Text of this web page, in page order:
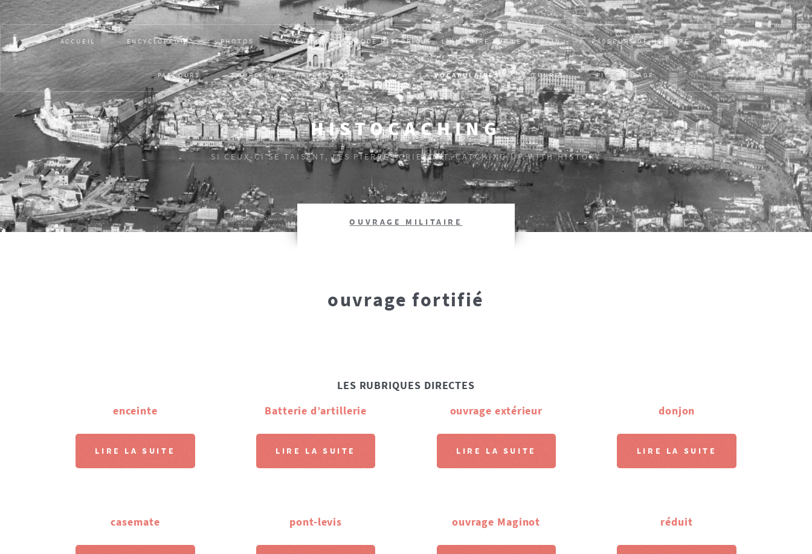
HISTOCACHING
SI CEUX-CI SE TAISENT, LES PIERRES CRIERONT. CATCHING UP WITH HISTORY
ACCUEIL ENCYCLOPÉDIE PHOTOS EVÈNEMENT, ÉPISODE HISTORIQUE : L’HISTOIRE SUR LE TERRAIN PASSEURS DE MÉMOIRE MONUM
PARCOURS SOURCES PUBLICATIONS AR VOCABULAIRES ŒUVRES PIED DE PAGE
OUVRAGE MILITAIRE
ouvrage fortifié
LES RUBRIQUES DIRECTES
enceinte
LIRE LA SUITE
Batterie d’artillerie
LIRE LA SUITE
ouvrage extérieur
LIRE LA SUITE
donjon
LIRE LA SUITE
casemate pont-levis ouvrage Maginot réduit